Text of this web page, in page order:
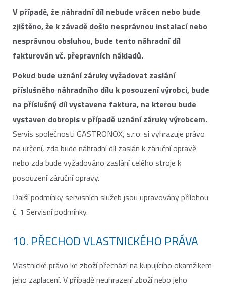
V případě, že náhradní díl nebude vrácen nebo bude
zjištěno, že k závadě došlo nesprávnou instalací nebo
nesprávnou obsluhou, bude tento náhradní díl
fakturován vč. přepravních nákladů.
Pokud bude uznání záruky vyžadovat zaslání
příslušného náhradního dílu k posouzení výrobci, bude
na příslušný díl vystavena faktura, na kterou bude
vystaven dobropis v případě uznání záruky výrobcem.
Servis společnosti GASTRONOX, s.r.o. si vyhrazuje právo
na určení, zda bude náhradní díl zaslán k záruční opravě
nebo zda bude vyžadováno zaslání celého stroje k
posouzení záruční opravy.
Další podmínky servisních služeb jsou upravovány přílohou
č. 1 Servisní podmínky.
10. PŘECHOD VLASTNICKÉHO PRÁVA
Vlastnické právo ke zboží přechází na kupujícího okamžikem
jeho zaplacení. V případě neuhrazení zboží nebo jeho